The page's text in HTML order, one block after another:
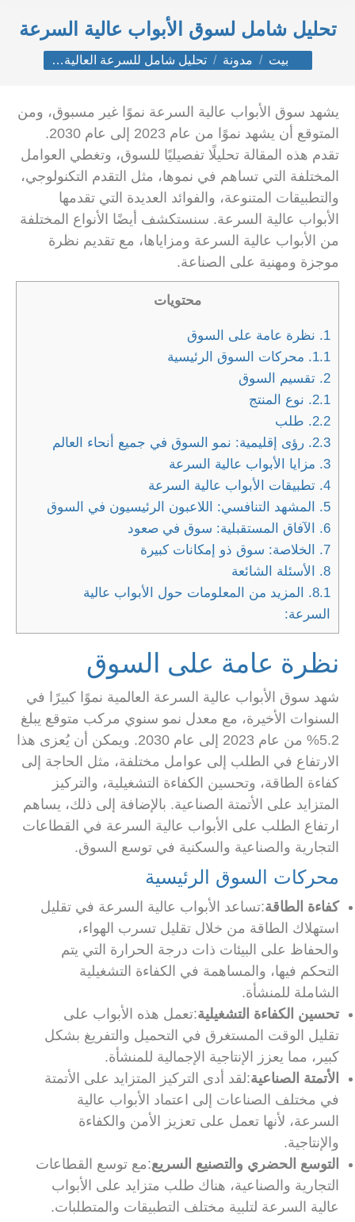
تحليل شامل لسوق الأبواب عالية السرعة
أنت هنا:
بيت مدونة تحليل شامل للسرعة العالية…
يشهد سوق الأبواب عالية السرعة نموًا غير مسبوق، ومن
المتوقع أن يشهد نموًا من عام 2023 إلى عام 2030.
تقدم هذه المقالة تحليلًا تفصيليًا للسوق، وتغطي العوامل
المختلفة التي تساهم في نموها، مثل التقدم التكنولوجي،
والتطبيقات المتنوعة، والفوائد العديدة التي تقدمها
الأبواب عالية السرعة. سنستكشف أيضًا الأنواع المختلفة
من الأبواب عالية السرعة ومزاياها، مع تقديم نظرة
موجزة ومهنية على الصناعة.
محتويات
1.
نظرة عامة على السوق
1.1.
محركات السوق الرئيسية
2. تقسيم السوق
2.1. نوع المنتج
2.2. طلب
2.3. رؤى إقليمية: نمو السوق في جميع أنحاء العالم
3. مزايا الأبواب عالية السرعة
4. تطبيقات الأبواب عالية السرعة
5.
المشهد التنافسي: اللاعبون الرئيسيون في السوق
6.
الآفاق المستقبلية: سوق في صعود
7.
الخلاصة: سوق ذو إمكانات كبيرة
8.
الأسئلة الشائعة
8.1.
المزيد من المعلومات حول الأبواب عالية
السرعة:
نظرة عامة على السوق
شهد سوق الأبواب عالية السرعة العالمية نموًا كبيرًا في
السنوات الأخيرة، مع معدل نمو سنوي مركب متوقع يبلغ
5.2% من عام 2023 إلى عام 2030. ويمكن أن يُعزى هذا
الارتفاع في الطلب إلى عوامل مختلفة، مثل الحاجة إلى
كفاءة الطاقة، وتحسين الكفاءة التشغيلية، والتركيز
المتزايد على الأتمتة الصناعية. بالإضافة إلى ذلك، يساهم
ارتفاع الطلب على الأبواب عالية السرعة في القطاعات
التجارية والصناعية والسكنية في توسع السوق.
محركات السوق الرئيسية
كفاءة الطاقة:تساعد الأبواب عالية السرعة في تقليل
استهلاك الطاقة من خلال تقليل تسرب الهواء،
والحفاظ على البيئات ذات درجة الحرارة التي يتم
التحكم فيها، والمساهمة في الكفاءة التشغيلية
الشاملة للمنشأة.
تحسين الكفاءة التشغيلية:تعمل هذه الأبواب على
تقليل الوقت المستغرق في التحميل والتفريغ بشكل
كبير، مما يعزز الإنتاجية الإجمالية للمنشأة.
الأتمتة الصناعية:لقد أدى التركيز المتزايد على الأتمتة
في مختلف الصناعات إلى اعتماد الأبواب عالية
السرعة، لأنها تعمل على تعزيز الأمن والكفاءة
والإنتاجية.
التوسع الحضري والتصنيع السريع:مع توسع القطاعات
التجارية والصناعية، هناك طلب متزايد على الأبواب
عالية السرعة لتلبية مختلف التطبيقات والمتطلبات.